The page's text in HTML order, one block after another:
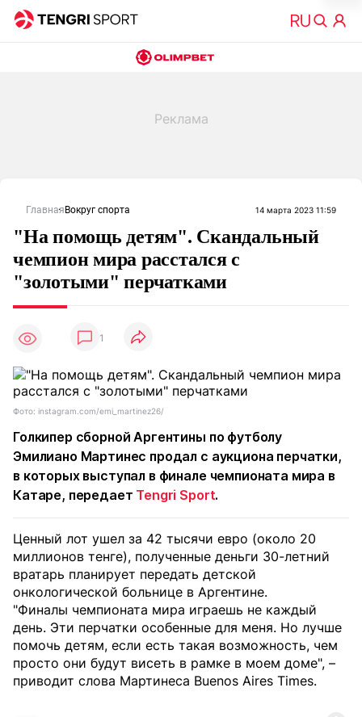
Главная Вокруг спорта 14 марта 2023 11:59
"На помощь детям". Скандальный
чемпион мира расстался с
"золотыми" перчатками
1
Фото: instagram.com/emi_martinez26/
Голкипер сборной Аргентины по футболу
Эмилиано Мартинес продал с аукциона перчатки,
в которых выступал в финале чемпионата мира в
Катаре, передает Tengri Sport.
Ценный лот ушел за 42 тысячи евро (около 20
миллионов тенге), полученные деньги 30-летний
вратарь планирует передать детской
онкологической больнице в Аргентине.
"Финалы чемпионата мира играешь не каждый
день. Эти перчатки особенные для меня. Но лучше
помочь детям, если есть такая возможность, чем
просто они будут висеть в рамке в моем доме", –
приводит слова Мартинеса Buenos Aires Times.